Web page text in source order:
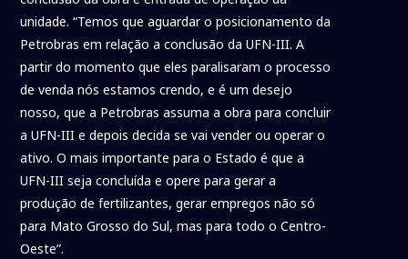
unidade. “Temos que aguardar o posicionamento da
Petrobras em relação a conclusão da UFN-III. A
partir do momento que eles paralisaram o processo
de venda nós estamos crendo, e é um desejo
nosso, que a Petrobras assuma a obra para concluir
a UFN-III e depois decida se vai vender ou operar o
ativo. O mais importante para o Estado é que a
UFN-III seja concluída e opere para gerar a
produção de fertilizantes, gerar empregos não só
para Mato Grosso do Sul, mas para todo o Centro-
Oeste”.